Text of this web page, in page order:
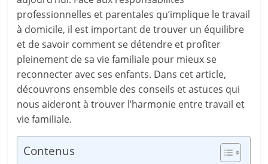
professionnelles et parentales qu’implique le travail
à domicile, il est important de trouver un équilibre
et de savoir comment se détendre et profiter
pleinement de sa vie familiale pour mieux se
reconnecter avec ses enfants. Dans cet article,
découvrons ensemble des conseils et astuces qui
nous aideront à trouver l’harmonie entre travail et
vie familiale.
Contenus